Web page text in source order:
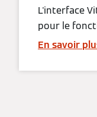
L'interface
pour le
En savoir